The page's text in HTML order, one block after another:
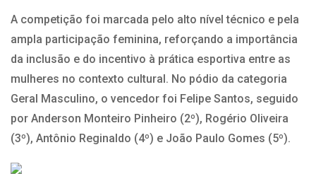
A competição foi marcada pelo alto nível técnico e pela
ampla participação feminina, reforçando a importância
da inclusão e do incentivo à prática esportiva entre as
mulheres no contexto cultural. No pódio da categoria
Geral Masculino, o vencedor foi Felipe Santos, seguido
por Anderson Monteiro Pinheiro (2º), Rogério Oliveira
(3º), Antônio Reginaldo (4º) e João Paulo Gomes (5º).